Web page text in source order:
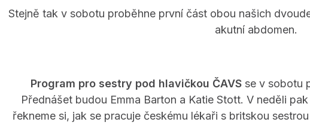
Stejně tak v sobotu proběhne první část obou našich
akutní abdomen.
Program pro sestry pod hlavičkou ČAVSse v sobotu
Přednášet budou Emma Barton a Katie Stott. V neděli
řekneme si, jak se pracuje českému lékaři s britskou